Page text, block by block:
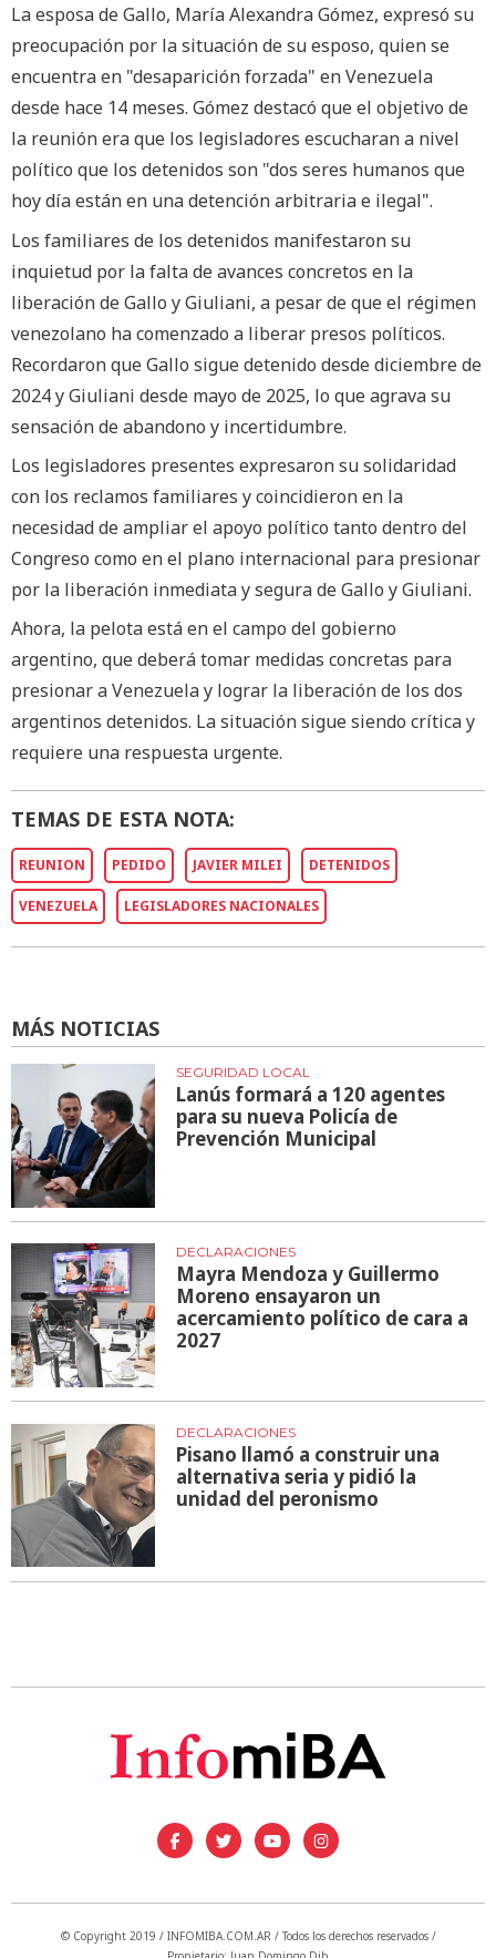
La esposa de Gallo, María Alexandra Gómez, expresó su
preocupación por la situación de su esposo, quien se
encuentra en "desaparición forzada" en Venezuela
desde hace 14 meses. Gómez destacó que el objetivo de
la reunión era que los legisladores escucharan a nivel
político que los detenidos son "dos seres humanos que
hoy día están en una detención arbitraria e ilegal".
Los familiares de los detenidos manifestaron su
inquietud por la falta de avances concretos en la
liberación de Gallo y Giuliani, a pesar de que el régimen
venezolano ha comenzado a liberar presos políticos.
Recordaron que Gallo sigue detenido desde diciembre de
2024 y Giuliani desde mayo de 2025, lo que agrava su
sensación de abandono y incertidumbre.
Los legisladores presentes expresaron su solidaridad
con los reclamos familiares y coincidieron en la
necesidad de ampliar el apoyo político tanto dentro del
Congreso como en el plano internacional para presionar
por la liberación inmediata y segura de Gallo y Giuliani.
Ahora, la pelota está en el campo del gobierno
argentino, que deberá tomar medidas concretas para
presionar a Venezuela y lograr la liberación de los dos
argentinos detenidos. La situación sigue siendo crítica y
requiere una respuesta urgente.
TEMAS DE ESTA NOTA:
REUNION PEDIDO JAVIER MILEI DETENIDOS
VENEZUELA LEGISLADORES NACIONALES
MÁS NOTICIAS
SEGURIDAD LOCAL
Lanús formará a 120 agentes
para su nueva Policía de
Prevención Municipal
DECLARACIONES
Mayra Mendoza y Guillermo
Moreno ensayaron un
acercamiento político de cara a
2027
DECLARACIONES
Pisano llamó a construir una
alternativa seria y pidió la
unidad del peronismo
© Copyright 2019 / INFOMIBA.COM.AR / Todos los derechos reservados /